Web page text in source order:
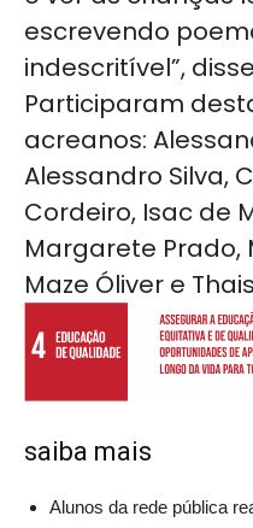
escrevendo
indescritível”,
Participaram
acreanos:
Alessandro Silva,
Cordeiro, Isac de
Margarete Prado,
Maze Óliver e
saiba mais
Alunos da rede pública